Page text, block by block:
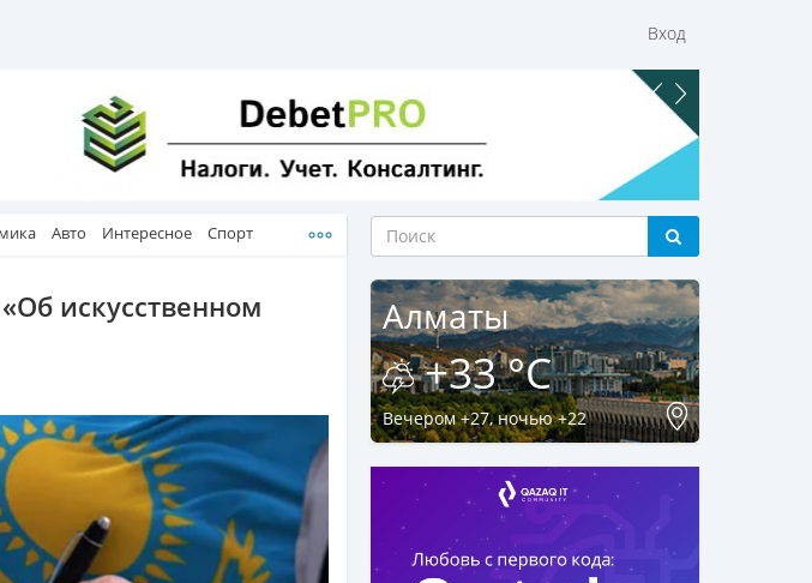
Вход
Авто Интересное Спорт
искусственном
Алматы
+33 °C
Вечером +27, ночью +22